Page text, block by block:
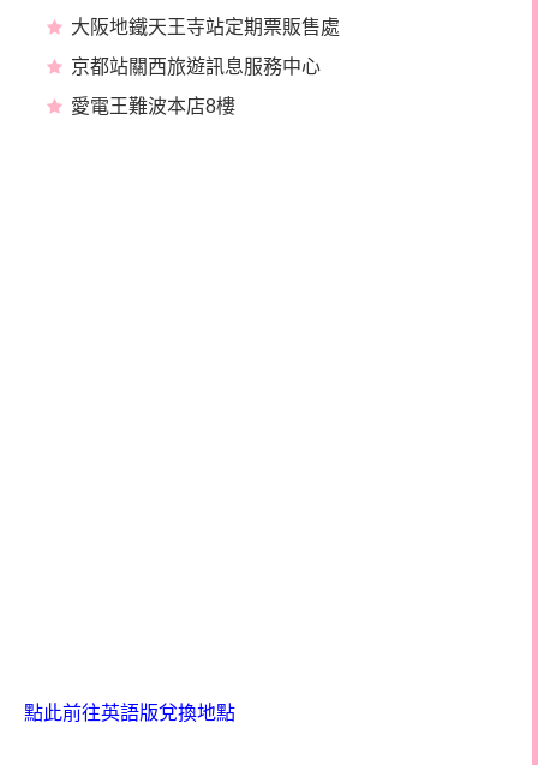
大阪地鐵天王寺站定期票販售處
京都站關西旅遊訊息服務中心
愛電王難波本店8樓
點此前往英語版兌換地點